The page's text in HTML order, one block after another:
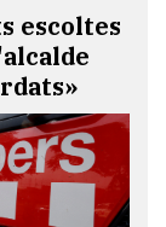
escoltes